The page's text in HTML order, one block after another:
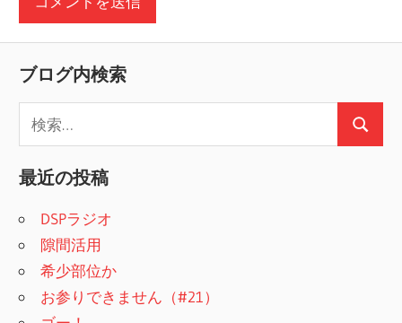
ブログ内検索
検
索
:
検
最近の投稿
DSPラジオ
隙間活用
希少部位か
お参りできません（#21）